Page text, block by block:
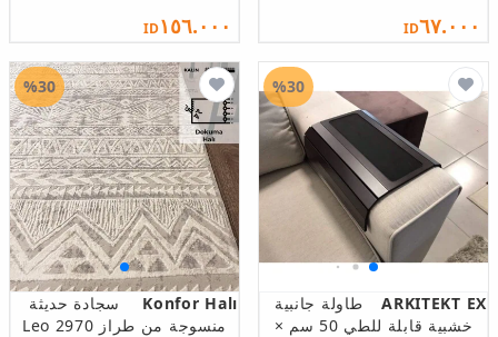
ID٦٧.٠٠٠ ID١٥٦.٠٠٠
ARKITEKT EX
طاولة جانبية
خشبية قابلة للطي 50 سم ×
%30
Konfor Halı
سجادة حديثة
منسوجة من طراز Leo 2970
%30